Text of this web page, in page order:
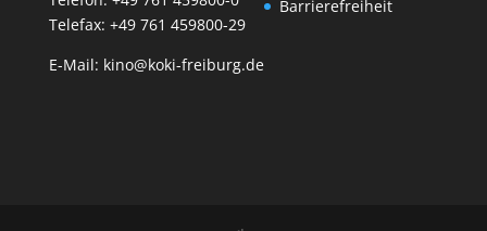
Telefax: +49 761 459800-29
E-Mail: kino@koki-freiburg.de
Barrierefreiheit